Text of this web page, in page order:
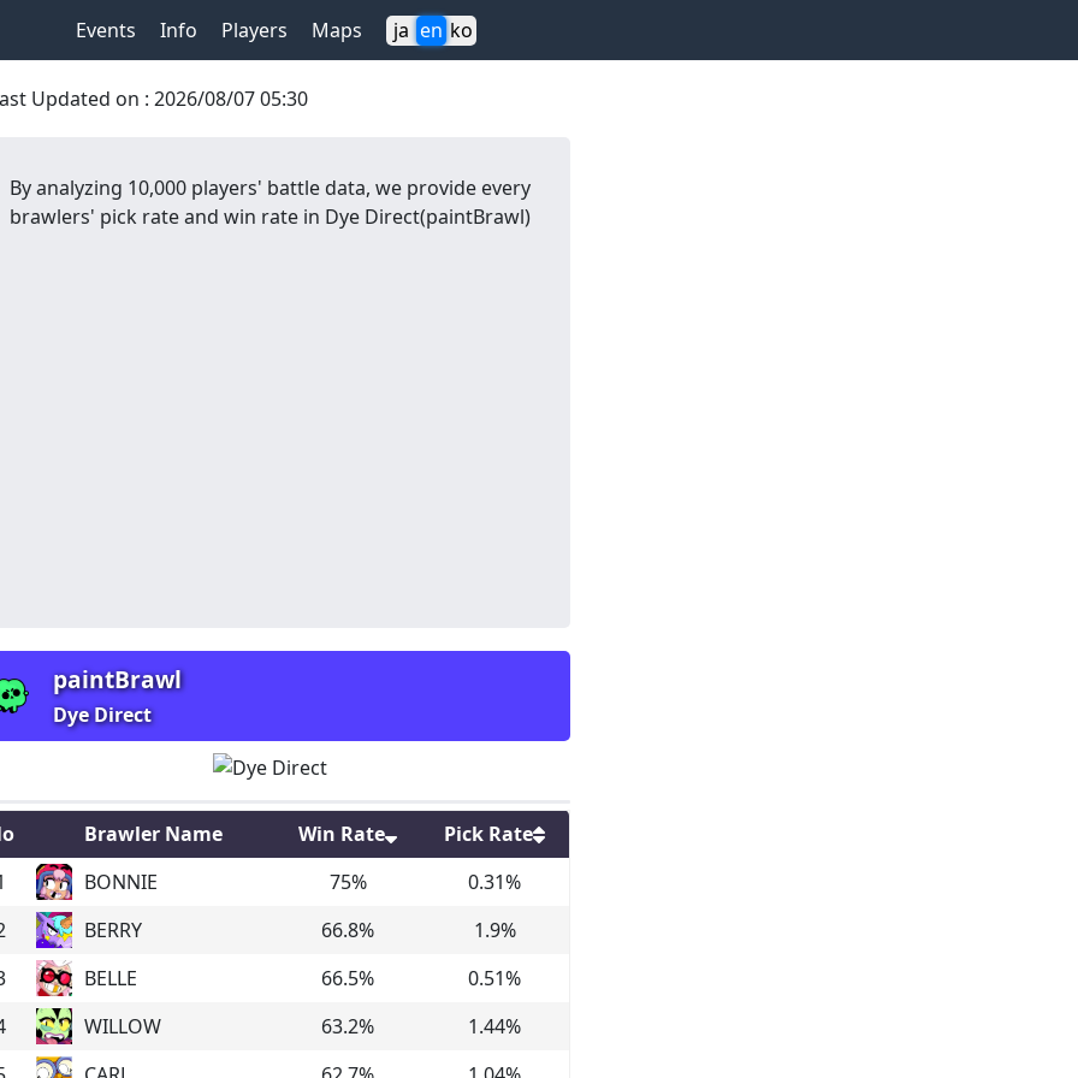
Events Info Players Maps ja en ko
Updated on : 2026/08/07 05:30
By analyzing 10,000 players' battle data, we provide every
brawlers' pick rate and win rate in Dye Direct(paintBrawl)
paintBrawl
Dye Direct
Brawler Name Win Rate
Pick Rate
BONNIE 75% 0.31%
BERRY 66.8% 1.9%
BELLE 66.5% 0.51%
WILLOW 63.2% 1.44%